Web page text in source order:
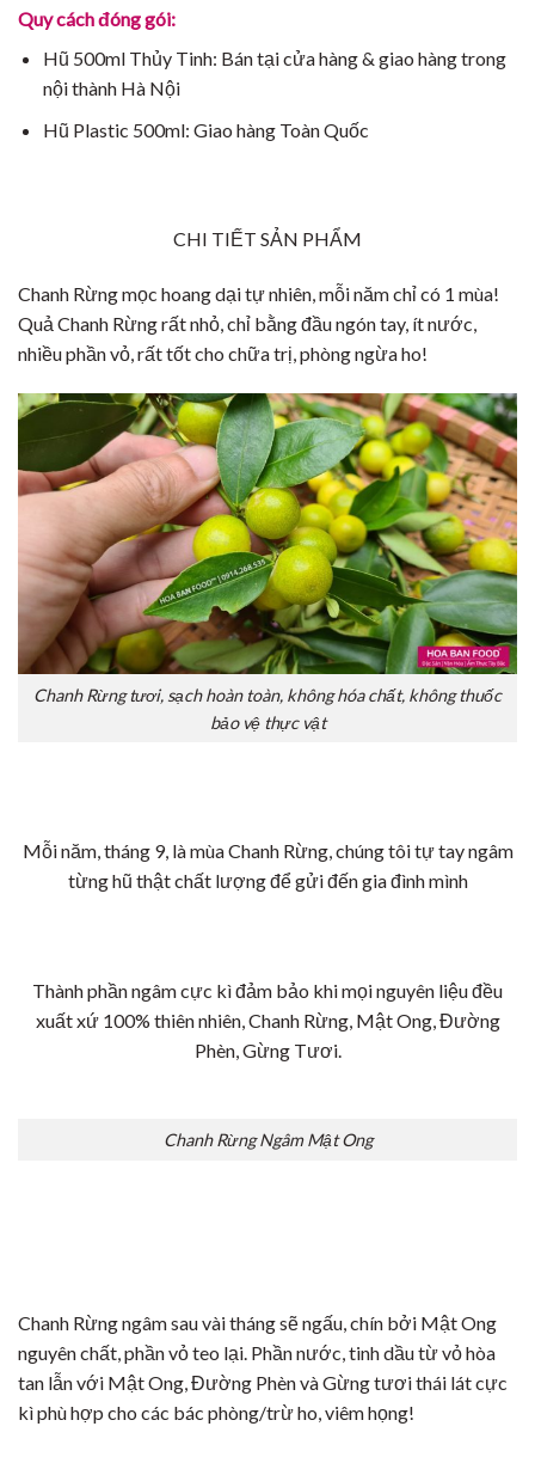
Quy cách đóng gói:
Hũ 500ml Thủy Tinh: Bán tại cửa hàng & giao hàng trong
nội thành Hà Nội
Hũ Plastic 500ml: Giao hàng Toàn Quốc
CHI TIẾT SẢN PHẨM
Chanh Rừng mọc hoang dại tự nhiên, mỗi năm chỉ có 1 mùa!
Quả Chanh Rừng rất nhỏ, chỉ bằng đầu ngón tay, ít nước,
nhiều phần vỏ, rất tốt cho chữa trị, phòng ngừa ho!
Chanh Rừng tươi, sạch hoàn toàn, không hóa chất, không thuốc
bảo vệ thực vật
Mỗi năm, tháng 9, là mùa Chanh Rừng, chúng tôi tự tay ngâm
từng hũ thật chất lượng để gửi đến gia đình mình
Thành phần ngâm cực kì đảm bảo khi mọi nguyên liệu đều
xuất xứ 100% thiên nhiên, Chanh Rừng, Mật Ong, Đường
Phèn, Gừng Tươi.
Chanh Rừng Ngâm Mật Ong
Chanh Rừng ngâm sau vài tháng sẽ ngấu, chín bởi Mật Ong
nguyên chất, phần vỏ teo lại. Phần nước, tinh dầu từ vỏ hòa
tan lẫn với Mật Ong, Đường Phèn và Gừng tươi thái lát cực
kì phù hợp cho các bác phòng/trừ ho, viêm họng!